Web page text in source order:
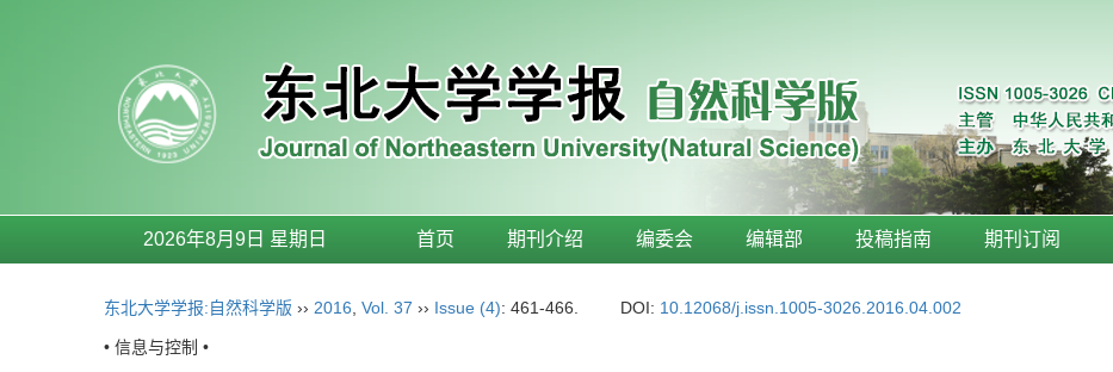
2026年8月9日 星期日 首页 期刊介绍 编委会 编辑部 投稿指南 期刊订阅
东北大学学报:自然科学版 ›› 2016 Vol. 37 ›› Issue (4): 461-466. DOI: 10.12068/j.issn.1005-3026.2016.04.002
• 信息与控制 •